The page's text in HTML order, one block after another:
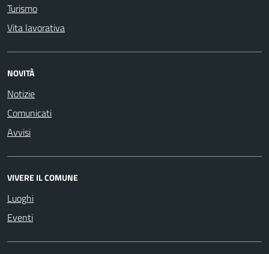
Turismo
Vita lavorativa
NOVITÀ
Notizie
Comunicati
Avvisi
VIVERE IL COMUNE
Luoghi
Eventi